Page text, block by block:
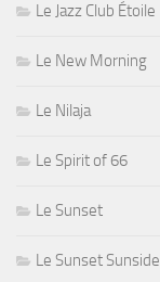
Le Jazz Club Étoile
Le New Morning
Le Nilaja
Le Spirit of 66
Le Sunset
Le Sunset Sunside